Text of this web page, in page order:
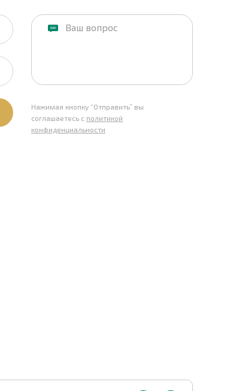
Нажимая кнопку “Отправить” вы
соглашаетесь с политикой
конфиденциальности